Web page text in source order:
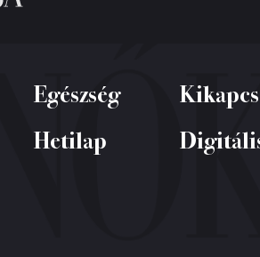
Egészség
Kikapcs
Hetilap